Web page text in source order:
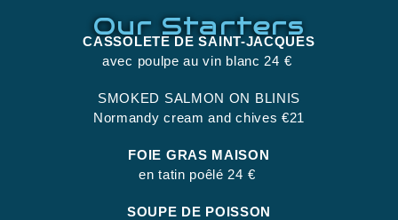
Our Starters
CASSOLETE DE SAINT-JACQUES
avec poulpe au vin blanc 24 €
SMOKED SALMON ON BLINIS
Normandy cream and chives €21
FOIE GRAS MAISON
en tatin poêlé 24 €
SOUPE DE POISSON